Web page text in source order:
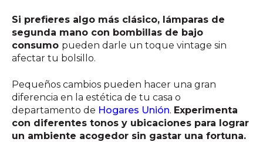
Si prefieres algo más clásico, lámparas de
segunda mano con bombillas de bajo
consumo pueden darle un toque vintage sin
afectar tu bolsillo.
Pequeños cambios pueden hacer una gran
diferencia en la estética de tu casa o
departamento de Hogares Unión. Experimenta
con diferentes tonos y ubicaciones para lograr
un ambiente acogedor sin gastar una fortuna.